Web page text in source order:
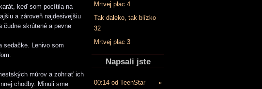
keď som pocítila na
a zároveň najdesivejšiu
čudne skrútené a pevne
sedačke. Lenivo som
múrov a zohriať ich
chodby. Minuli sme
Mrtvej plac 4
Tak daleko, tak blízko
32
Mrtvej plac 3
Napsali jste
00:14 od TeenStar
»